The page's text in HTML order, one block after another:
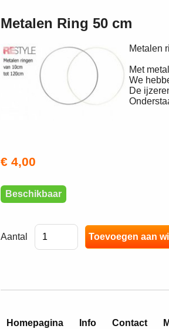
Metalen Ring 50 cm
Metalen
Met
We
De
€ 4,00
Beschikbaar
Aantal
Homepagina Info Contact